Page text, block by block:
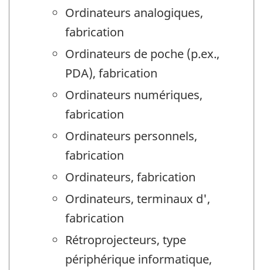
Ordinateurs analogiques,
fabrication
Ordinateurs de poche (p.ex.,
PDA), fabrication
Ordinateurs numériques,
fabrication
Ordinateurs personnels,
fabrication
Ordinateurs, fabrication
Ordinateurs, terminaux d',
fabrication
Rétroprojecteurs, type
périphérique informatique,